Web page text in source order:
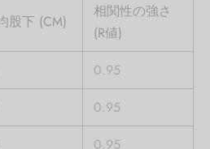
股下 (CM)
相関性の強さ
(R値)
0.95
0.95
0.95